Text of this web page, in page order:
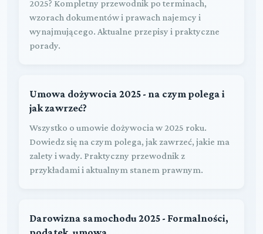
2025? Kompletny przewodnik po terminach,
wzorach dokumentów i prawach najemcy i
wynajmującego. Aktualne przepisy i praktyczne
porady.
Umowa dożywocia 2025 - na czym polega i
jak zawrzeć?
Wszystko o umowie dożywocia w 2025 roku.
Dowiedz się na czym polega, jak zawrzeć, jakie ma
zalety i wady. Praktyczny przewodnik z
przykładami i aktualnym stanem prawnym.
Darowizna samochodu 2025 - Formalności,